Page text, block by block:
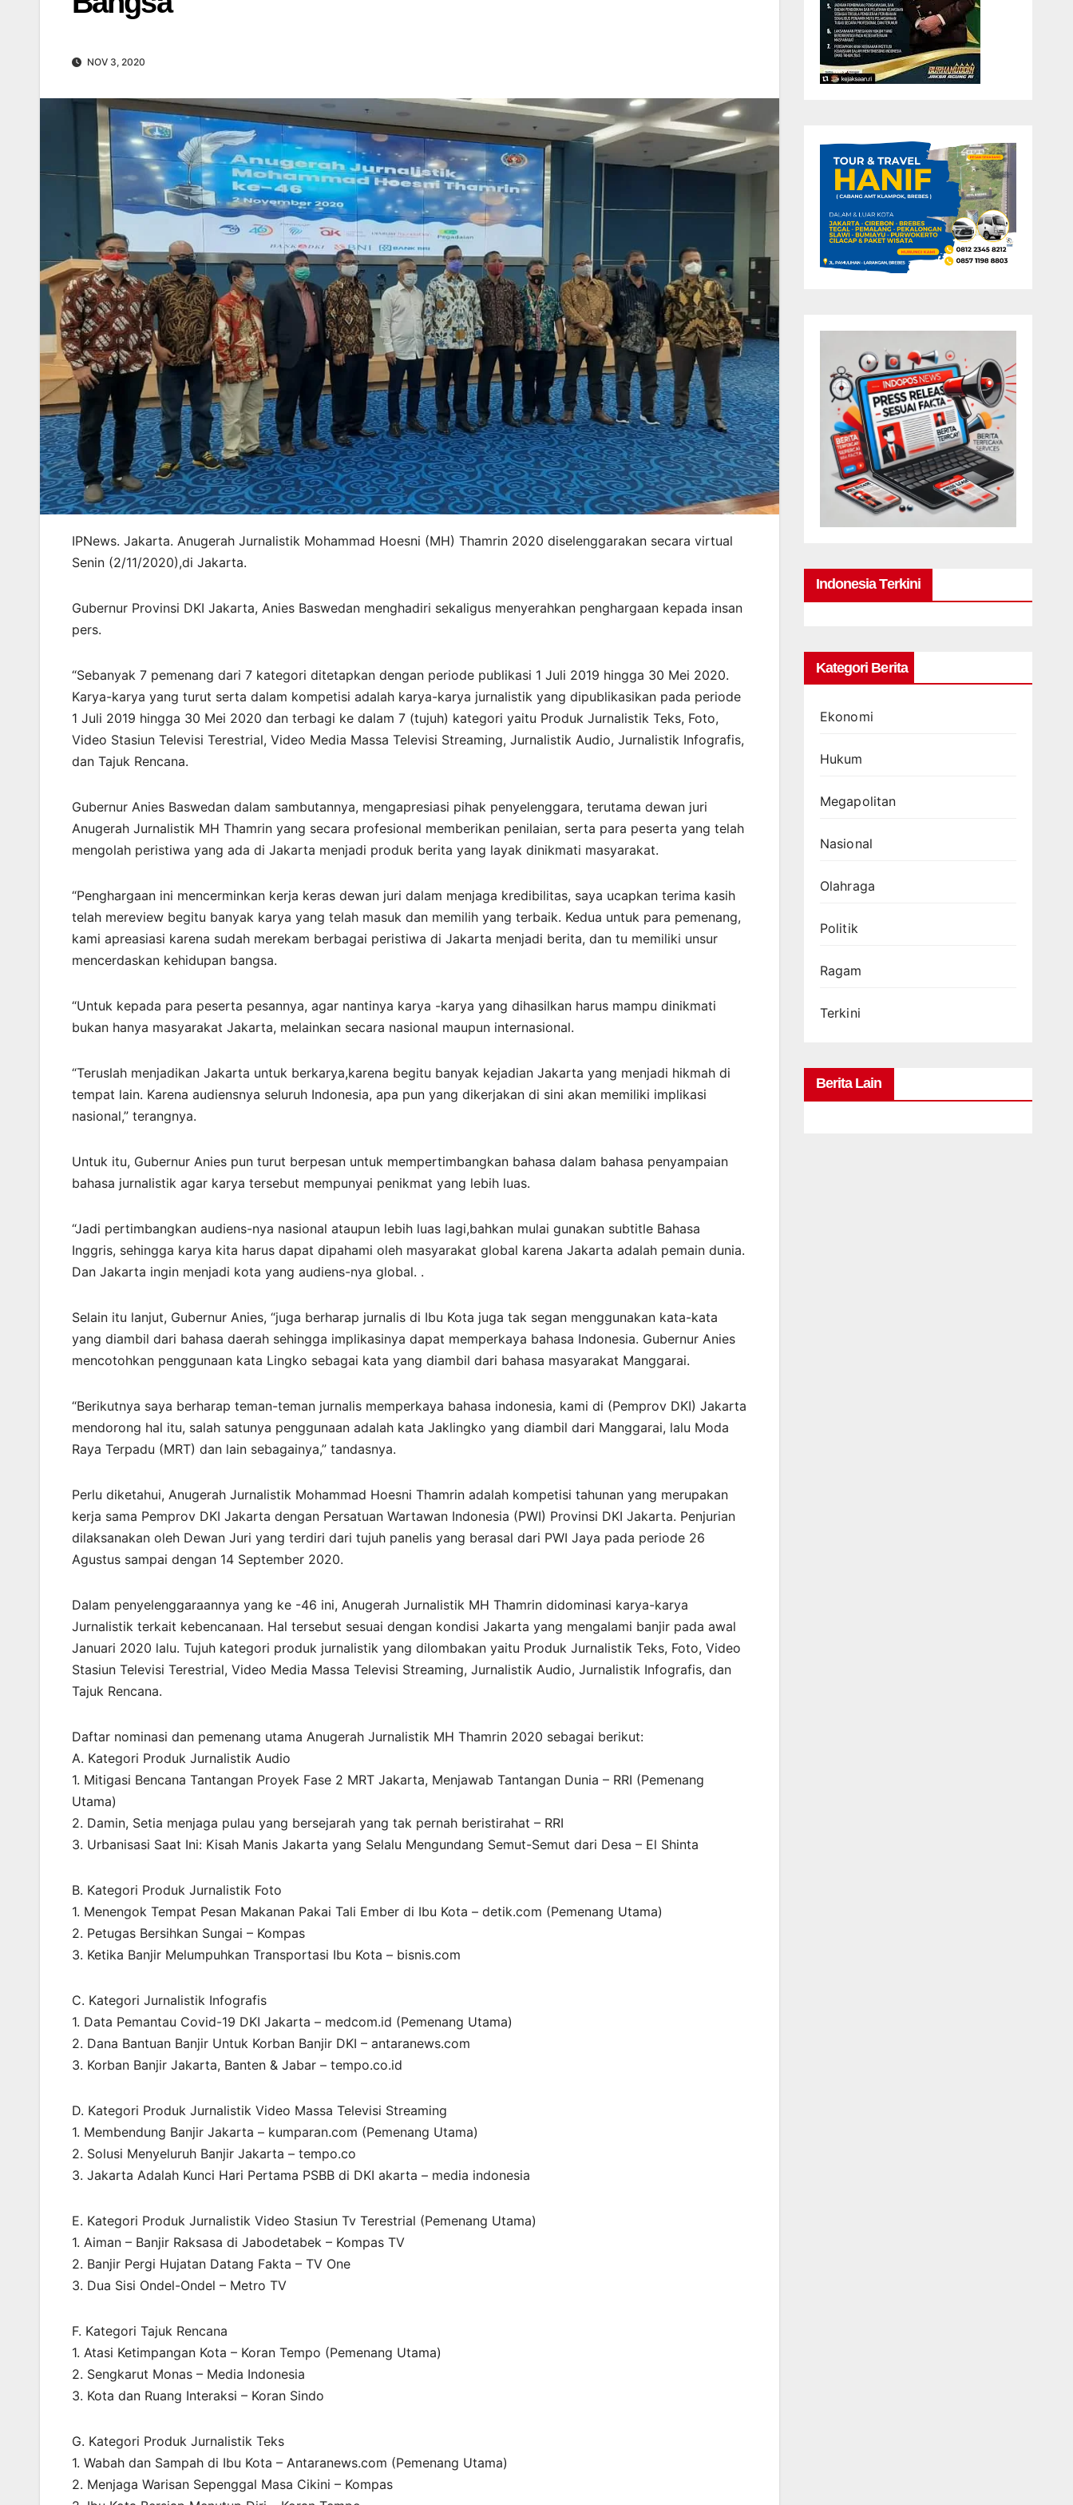
NOV 3, 2020
IPNews. Jakarta. Anugerah Jurnalistik Mohammad Hoesni (MH) Thamrin 2020 diselenggarakan secara virtual
Senin (2/11/2020),di Jakarta.
Gubernur Provinsi DKI Jakarta, Anies Baswedan menghadiri sekaligus menyerahkan penghargaan kepada insan
pers.
“Sebanyak 7 pemenang dari 7 kategori ditetapkan dengan periode publikasi 1 Juli 2019 hingga 30 Mei 2020.
Karya-karya yang turut serta dalam kompetisi adalah karya-karya jurnalistik yang dipublikasikan pada periode
1 Juli 2019 hingga 30 Mei 2020 dan terbagi ke dalam 7 (tujuh) kategori yaitu Produk Jurnalistik Teks, Foto,
Video Stasiun Televisi Terestrial, Video Media Massa Televisi Streaming, Jurnalistik Audio, Jurnalistik Infografis,
dan Tajuk Rencana.
Gubernur Anies Baswedan dalam sambutannya, mengapresiasi pihak penyelenggara, terutama dewan juri
Anugerah Jurnalistik MH Thamrin yang secara profesional memberikan penilaian, serta para peserta yang telah
mengolah peristiwa yang ada di Jakarta menjadi produk berita yang layak dinikmati masyarakat.
“Penghargaan ini mencerminkan kerja keras dewan juri dalam menjaga kredibilitas, saya ucapkan terima kasih
telah mereview begitu banyak karya yang telah masuk dan memilih yang terbaik. Kedua untuk para pemenang,
kami apreasiasi karena sudah merekam berbagai peristiwa di Jakarta menjadi berita, dan tu memiliki unsur
mencerdaskan kehidupan bangsa.
“Untuk kepada para peserta pesannya, agar nantinya karya -karya yang dihasilkan harus mampu dinikmati
bukan hanya masyarakat Jakarta, melainkan secara nasional maupun internasional.
“Teruslah menjadikan Jakarta untuk berkarya,karena begitu banyak kejadian Jakarta yang menjadi hikmah di
tempat lain. Karena audiensnya seluruh Indonesia, apa pun yang dikerjakan di sini akan memiliki implikasi
nasional,” terangnya.
Untuk itu, Gubernur Anies pun turut berpesan untuk mempertimbangkan bahasa dalam bahasa penyampaian
bahasa jurnalistik agar karya tersebut mempunyai penikmat yang lebih luas.
“Jadi pertimbangkan audiens-nya nasional ataupun lebih luas lagi,bahkan mulai gunakan subtitle Bahasa
Inggris, sehingga karya kita harus dapat dipahami oleh masyarakat global karena Jakarta adalah pemain dunia.
Dan Jakarta ingin menjadi kota yang audiens-nya global. .
Selain itu lanjut, Gubernur Anies, “juga berharap jurnalis di Ibu Kota juga tak segan menggunakan kata-kata
yang diambil dari bahasa daerah sehingga implikasinya dapat memperkaya bahasa Indonesia. Gubernur Anies
mencotohkan penggunaan kata Lingko sebagai kata yang diambil dari bahasa masyarakat Manggarai.
“Berikutnya saya berharap teman-teman jurnalis memperkaya bahasa indonesia, kami di (Pemprov DKI) Jakarta
mendorong hal itu, salah satunya penggunaan adalah kata Jaklingko yang diambil dari Manggarai, lalu Moda
Raya Terpadu (MRT) dan lain sebagainya,” tandasnya.
Perlu diketahui, Anugerah Jurnalistik Mohammad Hoesni Thamrin adalah kompetisi tahunan yang merupakan
kerja sama Pemprov DKI Jakarta dengan Persatuan Wartawan Indonesia (PWI) Provinsi DKI Jakarta. Penjurian
dilaksanakan oleh Dewan Juri yang terdiri dari tujuh panelis yang berasal dari PWI Jaya pada periode 26
Agustus sampai dengan 14 September 2020.
Dalam penyelenggaraannya yang ke -46 ini, Anugerah Jurnalistik MH Thamrin didominasi karya-karya
Jurnalistik terkait kebencanaan. Hal tersebut sesuai dengan kondisi Jakarta yang mengalami banjir pada awal
Januari 2020 lalu. Tujuh kategori produk jurnalistik yang dilombakan yaitu Produk Jurnalistik Teks, Foto, Video
Stasiun Televisi Terestrial, Video Media Massa Televisi Streaming, Jurnalistik Audio, Jurnalistik Infografis, dan
Tajuk Rencana.
Daftar nominasi dan pemenang utama Anugerah Jurnalistik MH Thamrin 2020 sebagai berikut:
A. Kategori Produk Jurnalistik Audio
1. Mitigasi Bencana Tantangan Proyek Fase 2 MRT Jakarta, Menjawab Tantangan Dunia – RRI (Pemenang
Utama)
2. Damin, Setia menjaga pulau yang bersejarah yang tak pernah beristirahat – RRI
3. Urbanisasi Saat Ini: Kisah Manis Jakarta yang Selalu Mengundang Semut-Semut dari Desa – El Shinta
B. Kategori Produk Jurnalistik Foto
1. Menengok Tempat Pesan Makanan Pakai Tali Ember di Ibu Kota – detik.com (Pemenang Utama)
2. Petugas Bersihkan Sungai – Kompas
3. Ketika Banjir Melumpuhkan Transportasi Ibu Kota – bisnis.com
C. Kategori Jurnalistik Infografis
1. Data Pemantau Covid-19 DKI Jakarta – medcom.id (Pemenang Utama)
2. Dana Bantuan Banjir Untuk Korban Banjir DKI – antaranews.com
3. Korban Banjir Jakarta, Banten & Jabar – tempo.co.id
D. Kategori Produk Jurnalistik Video Massa Televisi Streaming
1. Membendung Banjir Jakarta – kumparan.com (Pemenang Utama)
2. Solusi Menyeluruh Banjir Jakarta – tempo.co
3. Jakarta Adalah Kunci Hari Pertama PSBB di DKI akarta – media indonesia
E. Kategori Produk Jurnalistik Video Stasiun Tv Terestrial (Pemenang Utama)
1. Aiman – Banjir Raksasa di Jabodetabek – Kompas TV
2. Banjir Pergi Hujatan Datang Fakta – TV One
3. Dua Sisi Ondel-Ondel – Metro TV
F. Kategori Tajuk Rencana
1. Atasi Ketimpangan Kota – Koran Tempo (Pemenang Utama)
2. Sengkarut Monas – Media Indonesia
3. Kota dan Ruang Interaksi – Koran Sindo
G. Kategori Produk Jurnalistik Teks
1. Wabah dan Sampah di Ibu Kota – Antaranews.com (Pemenang Utama)
2. Menjaga Warisan Sepenggal Masa Cikini – Kompas
Indonesia Terkini
Kategori Berita
Ekonomi
Hukum
Megapolitan
Nasional
Olahraga
Politik
Ragam
Terkini
Berita Lain